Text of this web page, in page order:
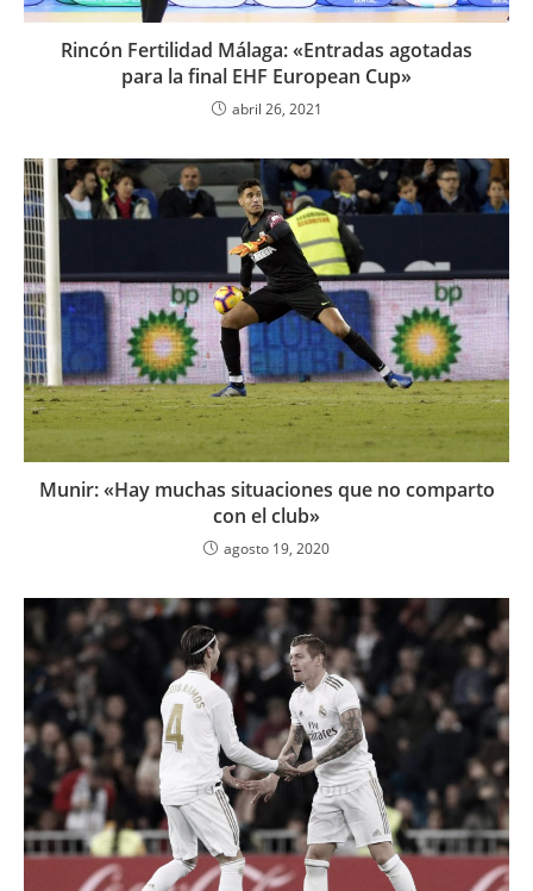
Rincón Fertilidad Málaga: «Entradas agotadas
para la final EHF European Cup»
abril 26, 2021
Munir: «Hay muchas situaciones que no comparto
con el club»
agosto 19, 2020